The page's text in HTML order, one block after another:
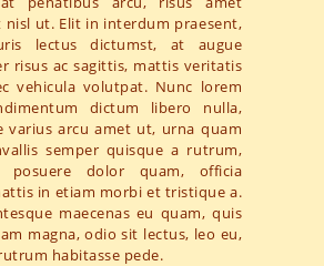
nisl ut. Elit in interdum praesent,
lectus dictumst, at augue
risus ac sagittis, mattis veritatis
vehicula volutpat. Nunc lorem
dictum libero nulla,
varius arcu amet ut, urna quam
semper quisque a rutrum,
posuere dolor quam, officia
in etiam morbi et tristique a.
maecenas eu quam, quis
magna, odio sit lectus, leo eu,
habitasse pede.